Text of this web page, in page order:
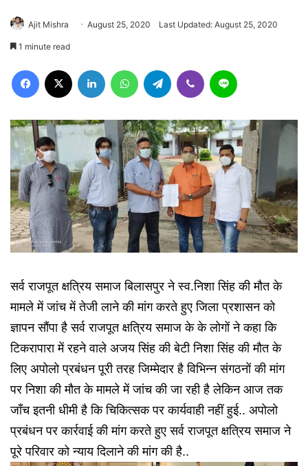
Ajit Mishra August 25, 2020 Last Updated: August 25, 2020
1 minute read
Facebook LinkedIn WhatsAppTelegram Viber
सर्व राजपूत क्षत्रिय समाज बिलासपुर ने स्व.निशा सिंह की मौत के
मामले में जांच में तेजी लाने की मांग करते हुए जिला प्रशासन को
ज्ञापन सौंपा है सर्व राजपूत क्षत्रिय समाज के के लोगों ने कहा कि
टिकरापारा में रहने वाले अजय सिंह की बेटी निशा सिंह की मौत के
लिए अपोलो प्रबंधन पूरी तरह जिम्मेदार है विभिन्न संगठनों की मांग
पर निशा की मौत के मामले में जांच की जा रही है लेकिन आज तक
जाँच इतनी धीमी है कि चिकित्सक पर कार्यवाही नहीं हुई.. अपोलो
प्रबंधन पर कार्रवाई की मांग करते हुए सर्व राजपूत क्षत्रिय समाज ने
पूरे परिवार को न्याय दिलाने की मांग की है..